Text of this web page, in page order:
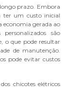
prazo. Embora
ter um custo inicial
economia gerada ao
são
o que pode resultar
de manutenção.
pode evitar custos
chicotes elétricos